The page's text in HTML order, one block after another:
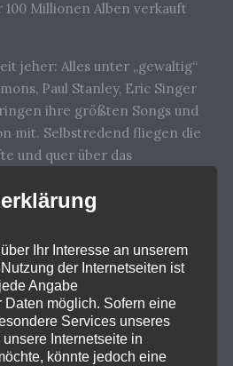
100 Millionen Alben verkauft
jeher: Alles unter „gewaltig“
Paul Stanley, Eric Singer
ihre größten Songs und
mit. Selbstredend fliegen die
und quer über das
Raketen aus der Gitarre.
ganzen herrlichen
und lieben, und noch ein
mehr. Dazu wechselt die
dank des großes
guten Dutzends riesiger
unter der Decke. Wer zu
Ihr Interesse an unserem
der Internetseiten ist
Angabe
Daten möglich. Sofern eine
Services unseres
Internetseite in
könnte jedoch eine